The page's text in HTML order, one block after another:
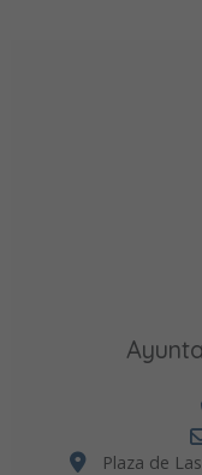
Plaza de